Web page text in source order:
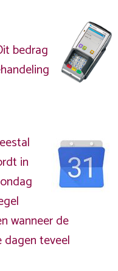
bedrag
in
wanneer de
teveel